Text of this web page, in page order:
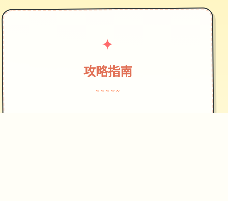
✦
攻略指南
~~~~~